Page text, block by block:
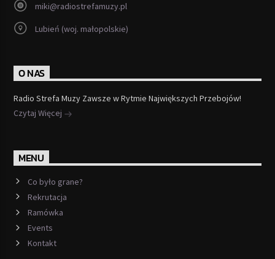
miki@radiostrefamuzy.pl
Lubień (woj. małopolskie)
O NAS
Radio Strefa Muzy Zawsze w Rytmie Największych Przebojów!
Czytaj Więcej
MENU
Co było grane?
Rekrutacja
Ramówka
Events
Kontakt